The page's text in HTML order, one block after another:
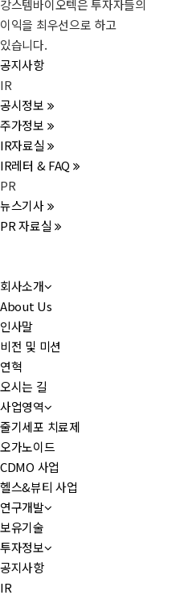
강스템바이오텍은 투자자들의
이익을 최우선으로 하고
있습니다.
공지사항
IR
공시정보
주가정보
IR자료실
IR레터 & FAQ
PR
뉴스기사
PR 자료실
회사소개
About Us
인사말
비전 및 미션
연혁
오시는 길
사업영역
줄기세포 치료제
오가노이드
CDMO 사업
헬스&뷰티 사업
연구개발
보유기술
투자정보
공지사항
IR